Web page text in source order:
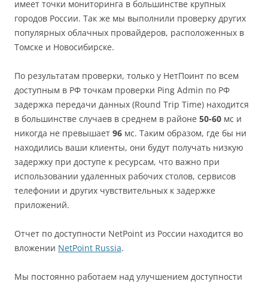
имеет точки мониторинга в большинстве крупных
городов России. Так же мы выполнили проверку других
популярных облачных провайдеров, расположенных в
Томске и Новосибирске.
По результатам проверки, только у НетПоинт по всем
доступным в РФ точкам проверки Ping Admin по РФ
задержка передачи данных (Round Trip Time) находится
в большинстве случаев в среднем в районе 50-60 мс и
никогда не превышает 96 мс. Таким образом, где бы ни
находились ваши клиенты, они будут получать низкую
задержку при доступе к ресурсам, что важно при
использовании удаленных рабочих столов, сервисов
телефонии и других чувствительных к задержке
приложений.
Отчет по доступности NetPoint из России находится во
вложении NetPoint Russia.
Мы постоянно работаем над улучшением доступности